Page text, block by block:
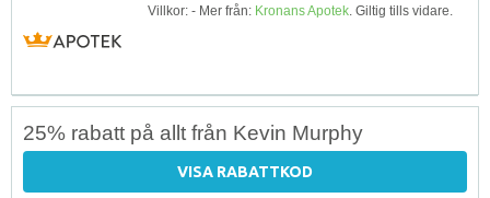
Villkor: - Mer från: Kronans Apotek. Giltig tills vidare.
25% rabatt på allt från Kevin Murphy
VISA RABATTKOD